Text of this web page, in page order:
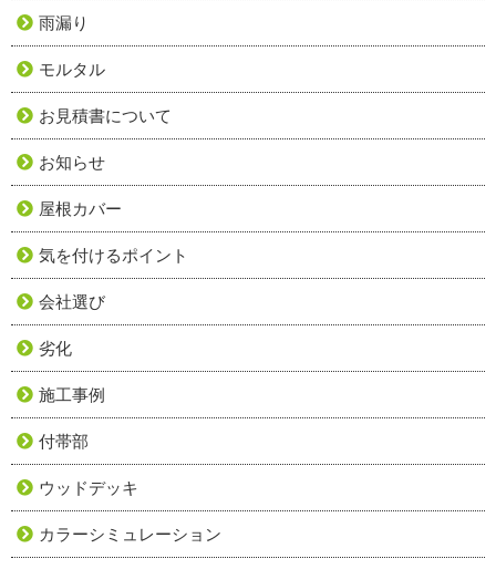
雨漏り
モルタル
お見積書について
お知らせ
屋根カバー
気を付けるポイント
会社選び
劣化
施工事例
付帯部
ウッドデッキ
カラーシミュレーション